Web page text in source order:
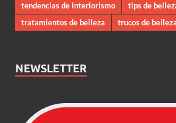
tendencias de interiorismo
tips de
tratamientos de belleza
trucos de belleza
NEWSLETTER